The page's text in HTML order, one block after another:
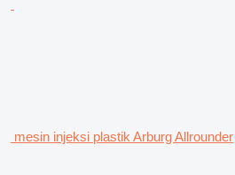
mesin injeksi plastik Arburg Allrounder